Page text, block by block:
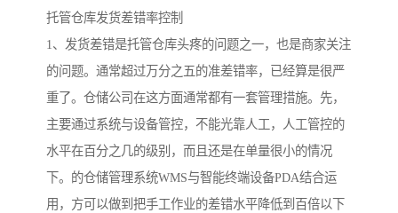
托管仓库发货差错率控制
1、发货差错是托管仓库头疼的问题之一，也是商家关注
的问题。通常超过万分之五的准差错率，已经算是很严
重了。仓储公司在这方面通常都有一套管理措施。先，
主要通过系统与设备管控，不能光靠人工，人工管控的
水平在百分之几的级别，而且还是在单量很小的情况
下。的仓储管理系统WMS与智能终端设备PDA结合运
用，方可以做到把手工作业的差错水平降低到百倍以下